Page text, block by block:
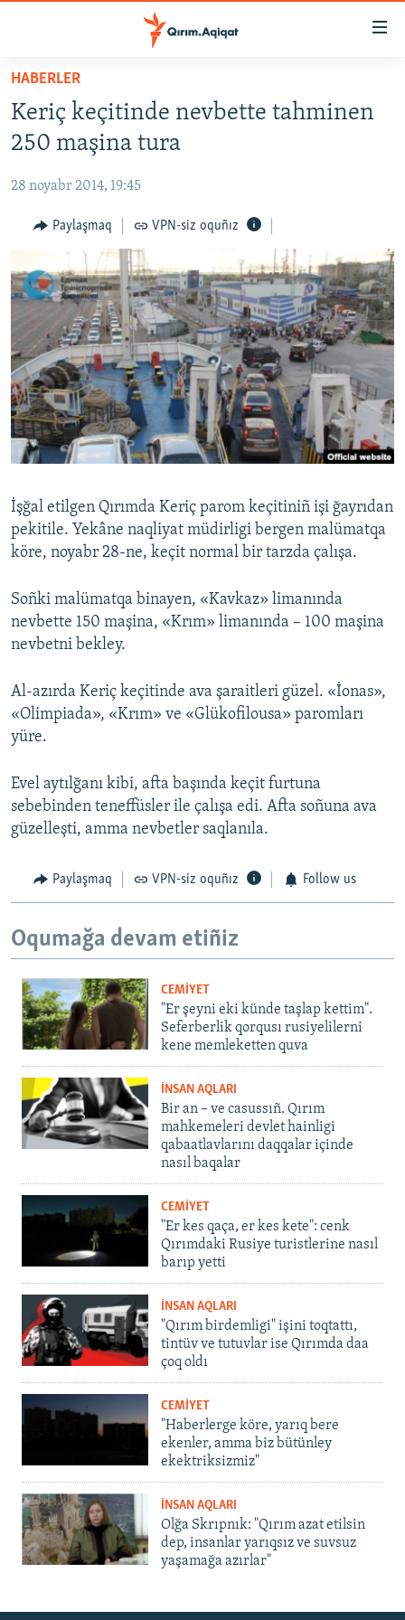
Esas
qaytmaq
Baş
navigatsiyağa
qaytmaq
qaytmaq
HABERLER
SİYASET
İQTİSADİYAT
CEMİYET
MEDENİYET
İNSAN AQLARI
VİDEO
SÜRET
BLOGLAR
FİKİR
Русский
Українською
QOŞULIÑIZ!
RFE/RS bütün saytları
HABERLER
Keriç keçitinde nevbette tahminen
250 maşina tura
28 noyabr 2014, 19:45
Paylaşmaq VPN-siz oquñız
İşğal etilgen Qırımda Keriç parom keçitiniñ işi ğayrıdan
pekitile. Yekâne naqliyat müdirligi bergen malümatqa
köre, noyabr 28-ne, keçit normal bir tarzda çalışa.
Soñki malümatqa binayen, «Kavkaz» limanında
nevbette 150 maşina, «Krım» limanında – 100 maşina
nevbetni bekley.
Al-azırda Keriç keçitinde ava şaraitleri güzel. «İonas»,
«Olimpiada», «Krım» ve «Glükofilousa» paromları
yüre.
Evel aytılğanı kibi, afta başında keçit furtuna
sebebinden teneffüsler ile çalışa edi. Afta soñuna ava
güzelleşti, amma nevbetler saqlanıla.
Paylaşmaq VPN-siz oquñız Follow us
Oqumağa devam etiñiz
CEMİYET
"Er şeyni eki künde taşlap kettim".
Seferberlik qorqusı rusiyelilerni
kene memleketten quva
İNSAN AQLARI
Bir an – ve casussıñ. Qırım
mahkemeleri devlet hainligi
qabaatlavlarını daqqalar içinde
nasıl baqalar
CEMİYET
"Er kes qaça, er kes kete": cenk
Qırımdaki Rusiye turistlerine nasıl
barıp yetti
İNSAN AQLARI
"Qırım birdemligi" işini toqtattı,
tintüv ve tutuvlar ise Qırımda daa
çoq oldı
CEMİYET
"Haberlerge köre, yarıq bere
ekenler, amma biz bütünley
ekektriksizmiz"
İNSAN AQLARI
Olğa Skrıpnık: "Qırım azat etilsin
dep, insanlar yarıqsız ve suvsuz
yaşamağa azırlar"